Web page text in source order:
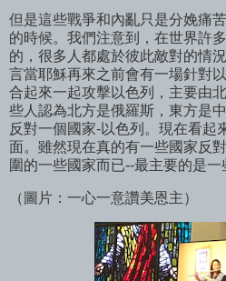
但是這些戰爭和內亂只是分娩痛
的時候。我們注意到，在世界許
的，很多人都處於彼此敵對的情
言當耶穌再來之前會有一場針對
合起來一起攻擊以色列，主要由
些人認為北方是俄羅斯，東方是
反對一個國家-以色列。現在看起
面。雖然現在真的有一些國家反
圍的一些國家而已--最主要的是一
（圖片：一心一意讚美恩主）